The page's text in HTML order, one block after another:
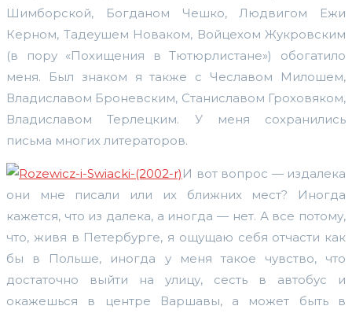
Шимборской, Богданом Чешко, Людвигом Ежи
Керном, Тадеушем Новаком, Войцехом Жукровским
(в пору «Похищения в Тютюрлистане») обогатило
меня. Был знаком я также с Чеславом Милошем,
Владиславом Броневским, Станиславом Гроховяком,
Владиславом Терлецким. У меня сохранились
письма многих литераторов.
И вот вопрос — издалека
они мне писали или их ближних мест? Иногда
кажется, что из далека, а иногда — нет. А все потому,
что, живя в Петербурге, я ощущаю себя отчасти как
бы в Польше, иногда у меня такое чувство, что
достаточно выйти на улицу, сесть в автобус и
окажешься в центре Варшавы, а может быть в